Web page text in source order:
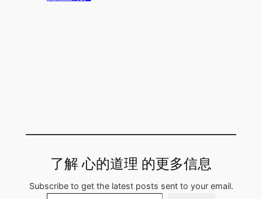
了解 心的道理 的更多信息
Subscribe to get the latest posts sent to your email.
输入您的电子邮件…